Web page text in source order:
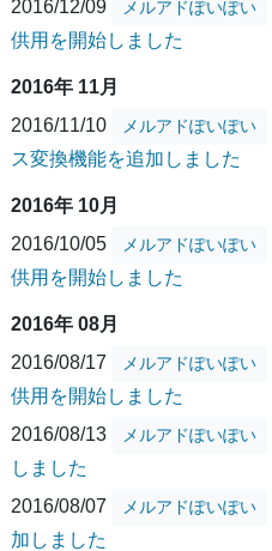
2016/12/09
メルアドぽいぽい
供用を開始しました
2016年 11月
2016/11/10
メルアドぽいぽい
ス変換機能を追加しました
2016年 10月
2016/10/05
メルアドぽいぽい
供用を開始しました
2016年 08月
2016/08/17
メルアドぽいぽい
供用を開始しました
2016/08/13
メルアドぽいぽい
しました
2016/08/07
メルアドぽいぽい
加しました